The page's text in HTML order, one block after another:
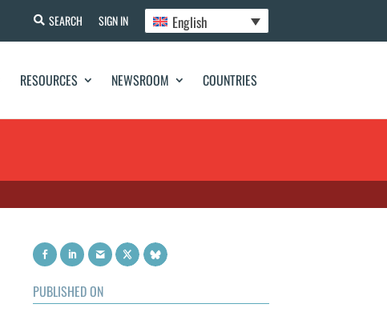
SEARCH SIGN IN English
RESOURCES NEWSROOM COUNTRIES
PUBLISHED ON